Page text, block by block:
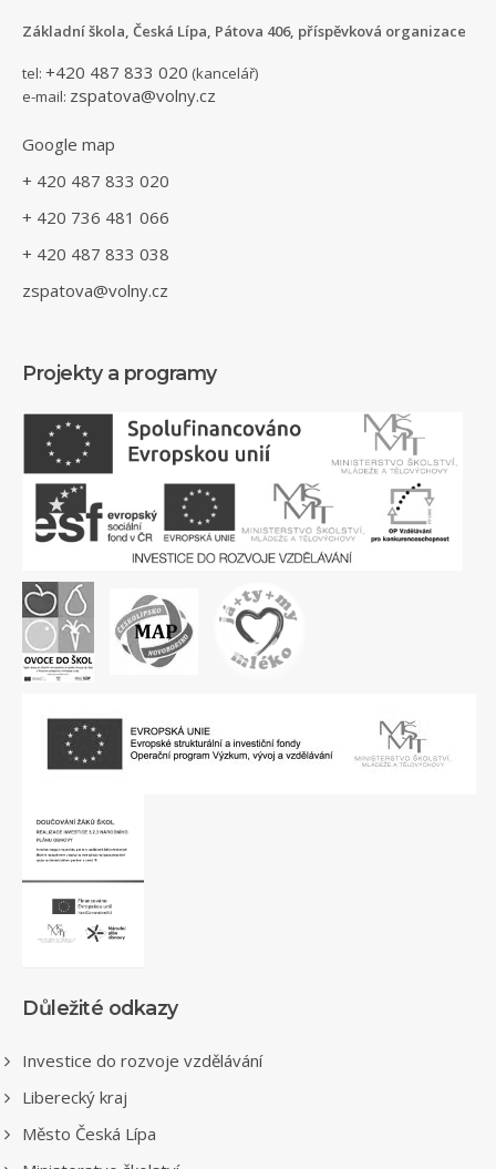
Základní škola, Česká Lípa, Pátova 406, příspěvková organizace
tel: +420 487 833 020 (kancelář)
e-mail: zspatova@volny.cz
Google map
+ 420 487 833 020
+ 420 736 481 066
+ 420 487 833 038
zspatova@volny.cz
Projekty a programy
Důležité odkazy
Investice do rozvoje vzdělávání
Liberecký kraj
Město Česká Lípa